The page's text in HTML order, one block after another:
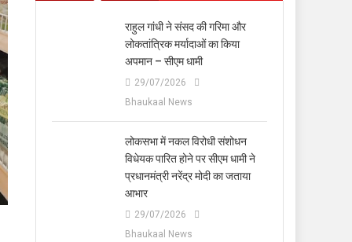
राहुल गांधी ने संसद की गरिमा और
लोकतांत्रिक मर्यादाओं का किया
अपमान – सीएम धामी
29/07/2026
Bhaukaal News
लोकसभा में नकल विरोधी संशोधन
विधेयक पारित होने पर सीएम धामी ने
प्रधानमंत्री नरेंद्र मोदी का जताया
आभार
29/07/2026
Bhaukaal News